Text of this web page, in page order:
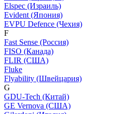
Elspec (Израиль)
Evident (Япония)
EVPU Defence (Чехия)
F
Fast Sense (Россия)
FISO (Канада)
FLIR (США)
Fluke
Flyability (Швейцария)
G
GDU-Tech (Китай)
GE Vernova (США)